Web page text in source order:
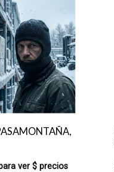
ver $ precios